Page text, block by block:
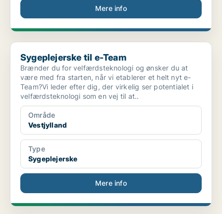
Mere info
Sygeplejerske til e-Team
Sygeplejerske til e-Team
Brænder du for velfærdsteknologi og ønsker du at
være med fra starten, når vi etablerer et helt nyt e-
Team?Vi leder efter dig, der virkelig ser potentialet i
velfærdsteknologi som en vej til at..
Område
Vestjylland
Type
Sygeplejerske
Mere info